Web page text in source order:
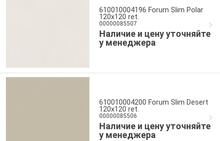
610010004196 Forum Slim Polar
120x120 ret.
00000085507
Наличие и цену уточняйте
у менеджера
610010004200 Forum Slim Desert
120x120 ret.
00000085506
Наличие и цену уточняйте
у менеджера